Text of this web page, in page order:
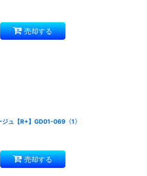
売却する
ジュ【R+】GD01-069〈1〉
売却する